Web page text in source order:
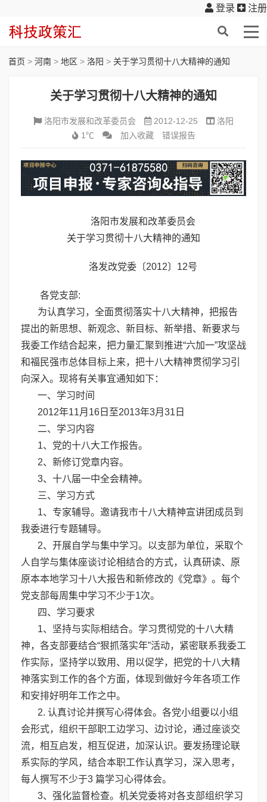
登录 注册
首页 > 河南 > 地区 > 洛阳 > 关于学习贯彻十八大精神的通知
关于学习贯彻十八大精神的通知
洛阳市发展和改革委员会 2012-12-25
洛阳
1℃
加入收藏 错误报告
洛阳市发展和改革委员会
关于学习贯彻十八大精神的通知
洛发改党委〔2012〕12号
各党支部:
为认真学习，全面贯彻落实十八大精神，把报告
提出的新思想、新观念、新目标、新举措、新要求与
我委工作结合起来，把力量汇聚到推进“六加一”攻坚战
和福民强市总体目标上来，把十八大精神贯彻学习引
向深入。现将有关事宜通知如下：
一、学习时间
2012年11月16日至2013年3月31日
二、学习内容
1、党的十八大工作报告。
2、新修订党章内容。
3、十八届一中全会精神。
三、学习方式
1、专家辅导。邀请我市十八大精神宣讲团成员到
我委进行专题辅导。
2、开展自学与集中学习。以支部为单位，采取个
人自学与集体座谈讨论相结合的方式，认真研读、原
原本本地学习十八大报告和新修改的《党章》。每个
党支部每周集中学习不少于1次。
四、学习要求
1、坚持与实际相结合。学习贯彻党的十八大精
神，各支部要结合“狠抓落实年”活动，紧密联系我委工
作实际，坚持学以致用、用以促学，把党的十八大精
神落实到工作的各个方面，体现到做好今年各项工作
和安排好明年工作之中。
2. 认真讨论并撰写心得体会。各党小组要以小组
会形式，组织干部职工边学习、边讨论，通过座谈交
流，相互启发，相互促进，加深认识。要发扬理论联
系实际的学风，结合本职工作认真学习，深入思考，
每人撰写不少于3 篇学习心得体会。
3、强化监督检查。机关党委将对各支部组织学习